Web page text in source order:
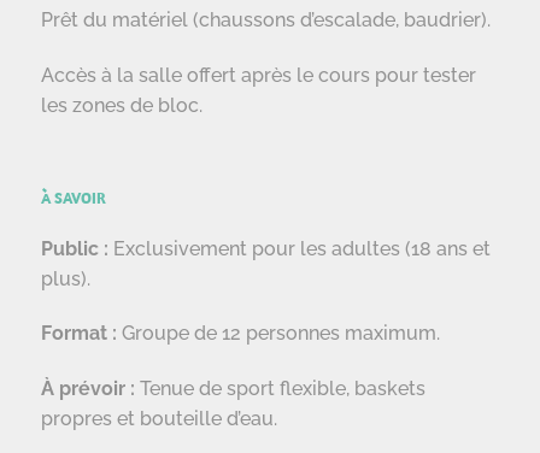
Prêt du matériel (chaussons d’escalade, baudrier).
Accès à la salle offert après le cours pour tester
les zones de bloc.
À SAVOIR
Public : Exclusivement pour les adultes (18 ans et
plus).
Format : Groupe de 12 personnes maximum.
À prévoir : Tenue de sport flexible, baskets
propres et bouteille d’eau.